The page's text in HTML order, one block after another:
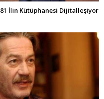
81 İlin Kütüphanesi Dijitalleşiyor